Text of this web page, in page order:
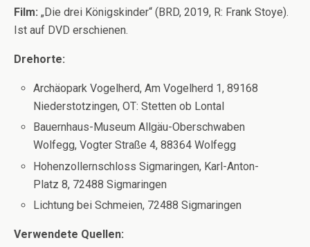
Film: „Die drei Königskinder“ (BRD, 2019, R: Frank Stoye).
Ist auf DVD erschienen.
Drehorte:
Archäopark Vogelherd, Am Vogelherd 1, 89168
Niederstotzingen, OT: Stetten ob Lontal
Bauernhaus-Museum Allgäu-Oberschwaben
Wolfegg, Vogter Straße 4, 88364 Wolfegg
Hohenzollernschloss Sigmaringen, Karl-Anton-
Platz 8, 72488 Sigmaringen
Lichtung bei Schmeien, 72488 Sigmaringen
Verwendete Quellen: